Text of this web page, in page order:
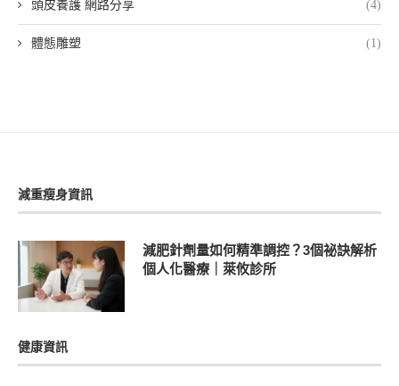
頭皮養護 網路分享 (4)
體態雕塑 (1)
減重瘦身資訊
減肥針劑量如何精準調控？3個祕訣解析
個人化醫療｜萊攸診所
健康資訊